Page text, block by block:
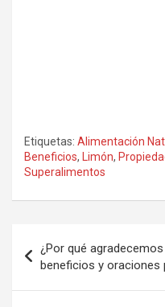
Etiquetas: Alimentación
Beneficios, Limón,
Superalimentos
de
entradas
¿Por qué
beneficios y oraciones